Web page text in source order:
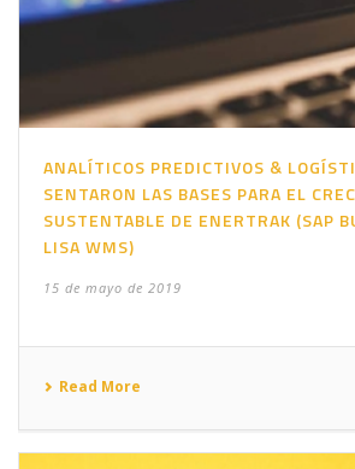
ANALÍTICOS PREDICTIVOS &
SENTARON LAS BASES PARA EL
SUSTENTABLE DE ENERTRAK (SAP
LISA WMS)
15 de mayo de 2019
Read More